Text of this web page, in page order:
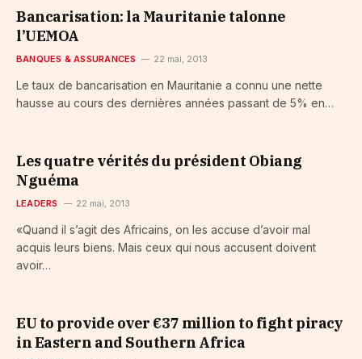
Bancarisation: la Mauritanie talonne
l’UEMOA
BANQUES & ASSURANCES 22 mai, 2013
Le taux de bancarisation en Mauritanie a connu une nette
hausse au cours des dernières années passant de 5% en…
Les quatre vérités du président Obiang
Nguéma
LEADERS 22 mai, 2013
«Quand il s’agit des Africains, on les accuse d’avoir mal
acquis leurs biens. Mais ceux qui nous accusent doivent
avoir…
EU to provide over €37 million to fight piracy
in Eastern and Southern Africa